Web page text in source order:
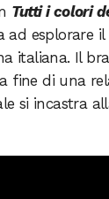
Tutti i colori
esplorare
italiana. Il
fine di una
si incastra